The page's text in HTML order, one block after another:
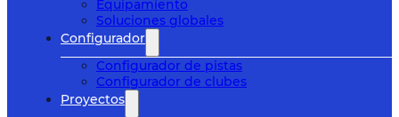
Equipamiento
Soluciones globales
Configurador
Configurador de pistas
Configurador de clubes
Proyectos